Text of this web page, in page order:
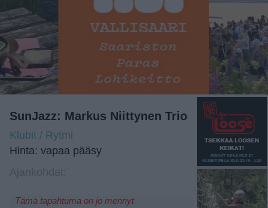
SunJazz: Markus Niittynen Trio
Klubit / Rytmi
Hinta: vapaa pääsy
Tämä tapahtuma on jo mennyt